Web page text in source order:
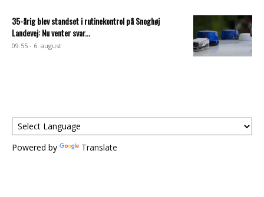
35-årig blev standset i rutinekontrol på Snoghøj
Landevej: Nu venter svar...
09:55 - 6. august
Powered by Translate